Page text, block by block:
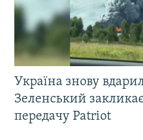
Україна знову
Зеленський
передачу Patriot